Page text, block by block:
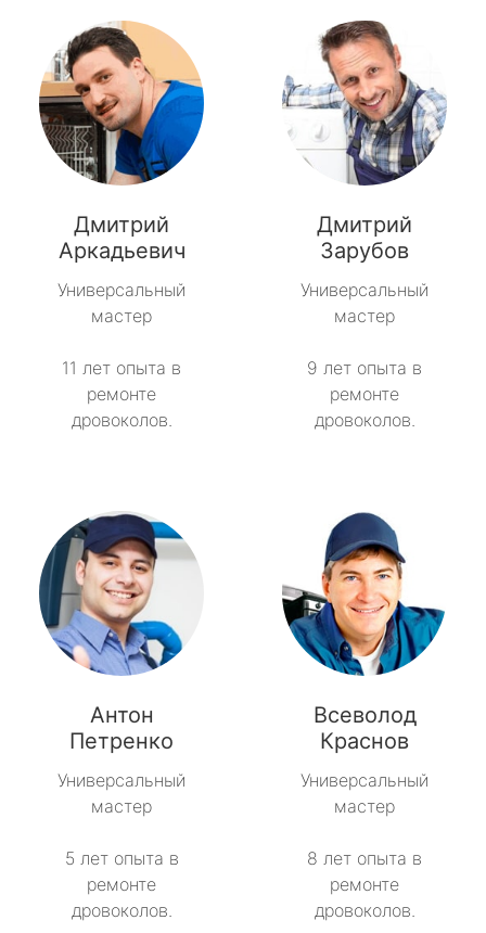
Дмитрий
Аркадьевич
Универсальный
мастер
11 лет опыта в
ремонте
дровоколов.
Дмитрий
Зарубов
Универсальный
мастер
9 лет опыта в
ремонте
дровоколов.
Антон
Петренко
Универсальный
мастер
5 лет опыта в
ремонте
дровоколов.
Всеволод
Краснов
Универсальный
мастер
8 лет опыта в
ремонте
дровоколов.